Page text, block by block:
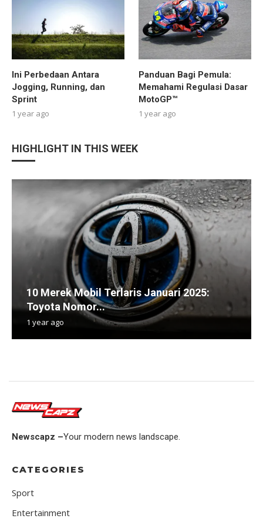
Ini Perbedaan Antara
Jogging, Running, dan
Sprint
1 year ago
Panduan Bagi Pemula:
Memahami Regulasi Dasar
MotoGP™
1 year ago
HIGHLIGHT IN THIS WEEK
10 Merek Mobil Terlaris Januari 2025:
Toyota Nomor...
1 year ago
Newscapz –Your modern news landscape.
CATEGORIES
Sport
Entertainment